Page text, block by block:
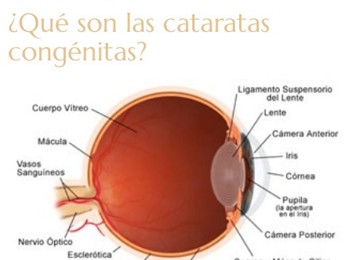
¿Qué son las cataratas
congénitas?